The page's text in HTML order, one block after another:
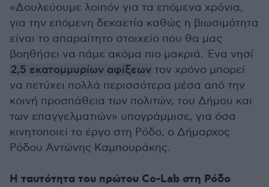
«Δουλεύουμε λοιπόν για τα επόμενα χρόνια,
για την επόμενη δεκαετία καθώς η βιωσιμότητα
είναι το απαραίτητο στοιχείο που θα μας
βοηθήσει να πάμε ακόμα πιο μακριά. Ένα νησί
2,5 εκατομμυρίων αφίξεων τον χρόνο μπορεί
να πετύχει πολλά περισσότερα μέσα από την
κοινή προσπάθεια των πολιτών, του Δήμου και
των επαγγελματιών» υπογράμμισε, για όσα
κινητοποιεί το έργο στη Ρόδο, ο Δήμαρχος
Ρόδου Αντώνης Καμπουράκης.
Η ταυτότητα του πρώτου Co-Lab στη Ρόδο